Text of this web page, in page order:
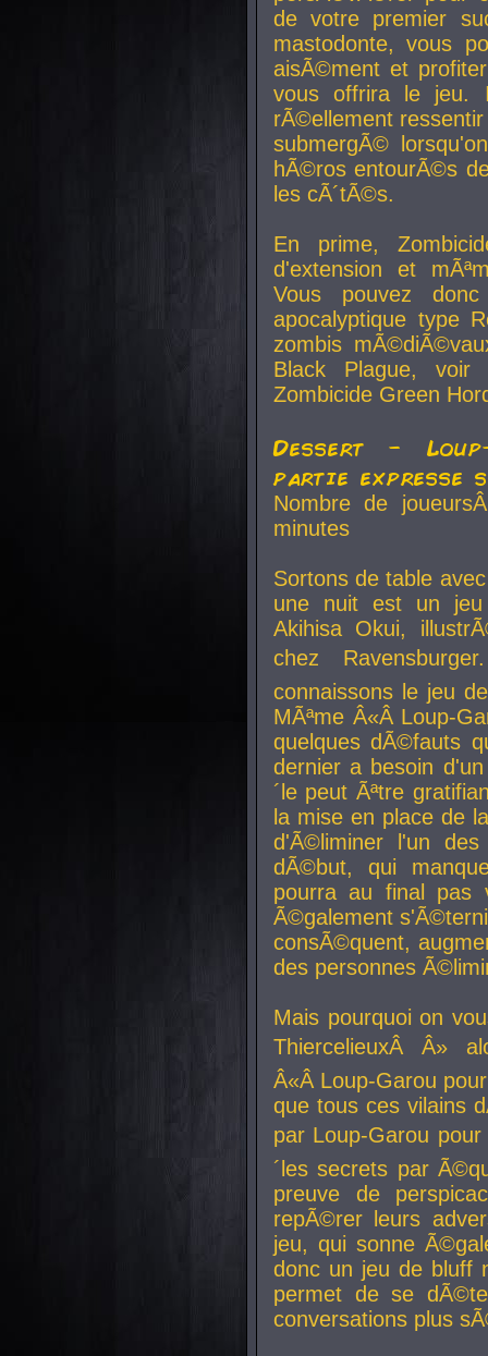
de votre premier
mastodonte, vous
aisÃ©ment et
vous offrira le jeu.
rÃ©ellement
submergÃ©
hÃ©ros entourÃ©s
les cÃ´tÃ©s.
En prime,
d'extension et
Vous pouvez
apocalyptique type
zombis
Black Plague,
Zombicide Green
Dessert -
partie expresse
Nombre de
minutes
Sortons de table
une nuit est un
Akihisa Okui,
chez
connaissons le jeu
MÃªme Â«Â Loup-
quelques dÃ©fauts
dernier a besoin
´le peut Ãªtre
la mise en place de
d'Ã©liminer l'un
dÃ©but, qui
pourra au final pas
Ã©galement
consÃ©quent,
des personnes
Mais pourquoi on
ThiercelieuxÂ Â»
Â«Â Loup-Garou
que tous ces vilains
par Loup-Garou
´les secrets par
preuve de
repÃ©rer leurs
jeu, qui sonne
donc un jeu de bluff
permet de se
conversations plus